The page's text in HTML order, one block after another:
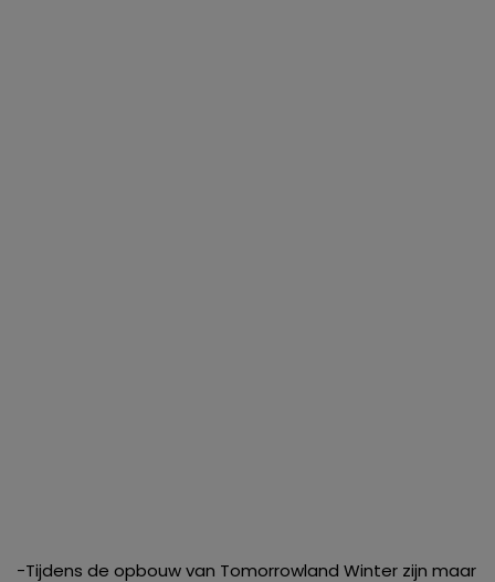
-Tijdens de opbouw van Tomorrowland Winter zijn maar